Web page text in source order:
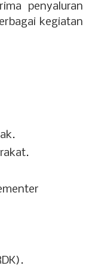
penyaluran
kegiatan